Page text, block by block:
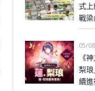
式
戰梁
05/
《
梨
續